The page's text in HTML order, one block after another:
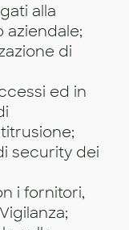
alla
aziendale;
di
ed in
security dei
i fornitori,